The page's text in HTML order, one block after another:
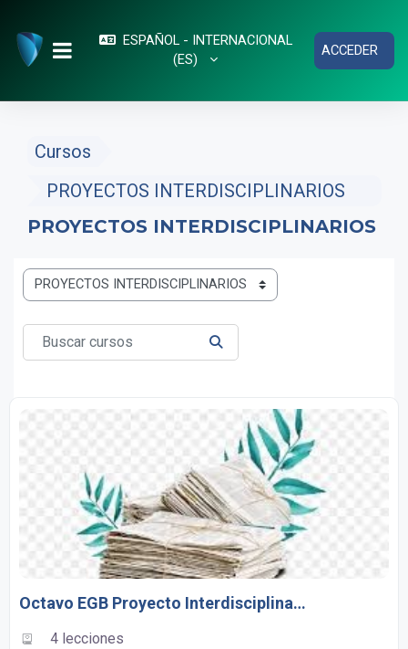
PANEL LATERAL
ESPAÑOL - INTERNACIONAL
‎(ES)‎
ACCEDER
Cursos
PROYECTOS INTERDISCIPLINARIOS
PROYECTOS INTERDISCIPLINARIOS
Categorías
Buscar cursos
BUSCAR CURSOS
Octavo EGB Proyecto Interdisciplinario
4 lecciones